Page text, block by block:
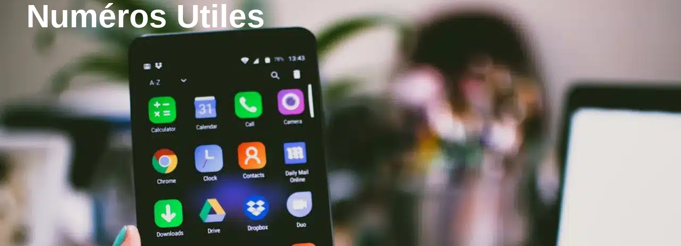
Mairie Services Santé/Social Urbanisme Sports/Loisirs/Culture Tourisme
Numéros Utiles